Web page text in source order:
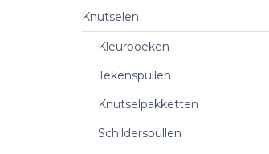
Knutselen
Kleurboeken
Tekenspullen
Knutselpakketten
Schilderspullen